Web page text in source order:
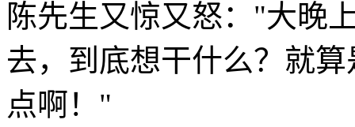
陈先生又惊又怒："大晚
去，到底想干什么？就
点啊！"